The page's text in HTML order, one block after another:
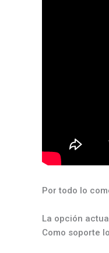
Por todo lo
La opción
Como soporte